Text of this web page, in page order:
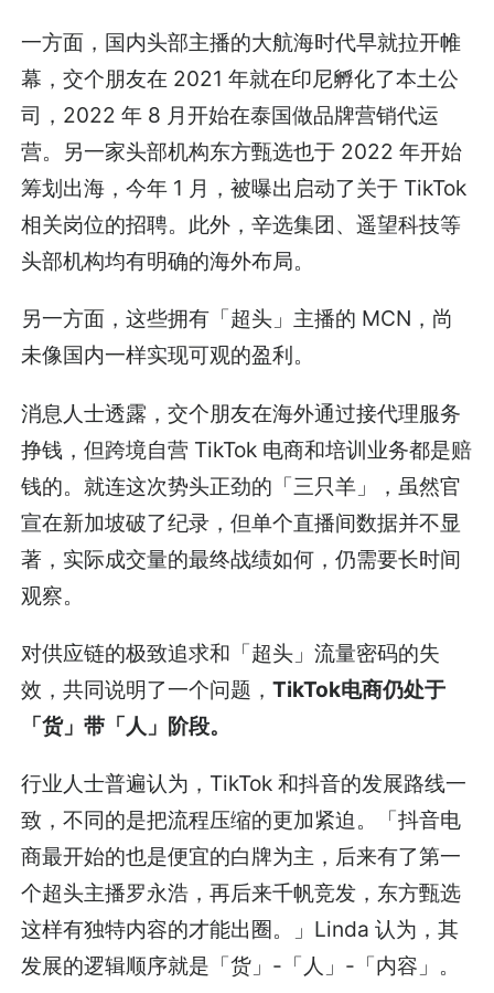
一方面，国内头部主播的大航海时代早就拉开帷
幕，交个朋友在 2021 年就在印尼孵化了本土公
司，2022 年 8 月开始在泰国做品牌营销代运
营。另一家头部机构东方甄选也于 2022 年开始
筹划出海，今年 1 月，被曝出启动了关于 TikTok
相关岗位的招聘。此外，辛选集团、遥望科技等
头部机构均有明确的海外布局。
另一方面，这些拥有「超头」主播的 MCN，尚
未像国内一样实现可观的盈利。
消息人士透露，交个朋友在海外通过接代理服务
挣钱，但跨境自营 TikTok 电商和培训业务都是赔
钱的。就连这次势头正劲的「三只羊」，虽然官
宣在新加坡破了纪录，但单个直播间数据并不显
著，实际成交量的最终战绩如何，仍需要长时间
观察。
对供应链的极致追求和「超头」流量密码的失
效，共同说明了一个问题，TikTok电商仍处于
「货」带「人」阶段。
行业人士普遍认为，TikTok 和抖音的发展路线一
致，不同的是把流程压缩的更加紧迫。「抖音电
商最开始的也是便宜的白牌为主，后来有了第一
个超头主播罗永浩，再后来千帆竞发，东方甄选
这样有独特内容的才能出圈。」Linda 认为，其
发展的逻辑顺序就是「货」-「人」-「内容」。